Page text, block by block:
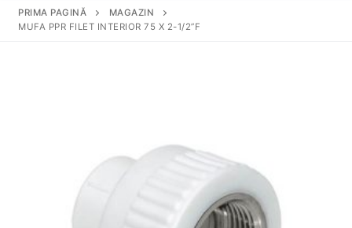
PRIMA PAGINĂ
MAGAZIN
MUFA PPR FILET INTERIOR 75 X 2-1/2”F